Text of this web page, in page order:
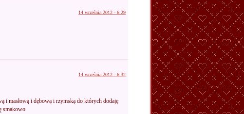
14 września 2012 - 6:29
14 września 2012 - 6:32
i masłową i dębową i rzymską do których dodaję
smakowo